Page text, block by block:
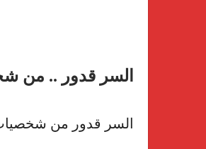
السر قدور .. من
السر قدور من